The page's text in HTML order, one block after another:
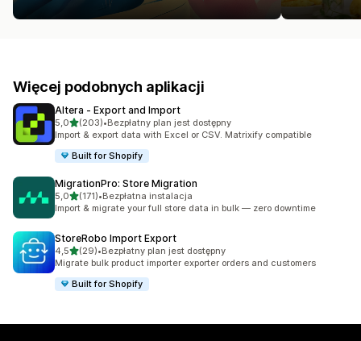
Więcej podobnych aplikacji
Altera ‑ Export and Import
5,0na 5 gwiazdek
(203)
Łączna liczba recenzji: 203
•Bezpłatny plan jest dostępny
Import & export data with Excel or CSV. Matrixify compatible
Built for Shopify
MigrationPro: Store Migration
5,0na 5 gwiazdek
(171)
Łączna liczba recenzji: 171
•Bezpłatna instalacja
Import & migrate your full store data in bulk — zero downtime
StoreRobo Import Export
4,5na 5 gwiazdek
(29)
Łączna liczba recenzji: 29
•Bezpłatny plan jest dostępny
Migrate bulk product importer exporter orders and customers
Built for Shopify